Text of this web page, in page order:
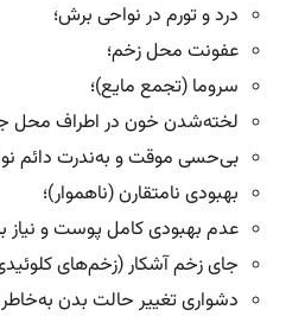
درد و تورم در نواحی برش؛
عفونت محل زخم؛
سروما (تجمع مایع)؛
لخته‌شدن خون در اطراف محل
بی‌حسی موقت و به‌ندرت دائم
بهبودی نامتقارن (ناهموار)؛
عدم بهبودی کامل پوست و نیاز
جای زخم آشکار (زخم‌های
دشواری تغییر حالت بدن